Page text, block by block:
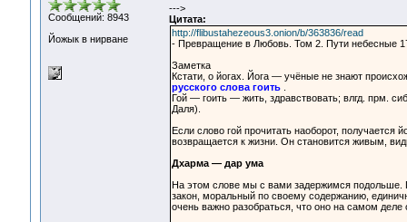
Сообщений: 8943
Йожык в нирване
--->
Цитата:
http://flibustahezeous3.onion/b/363836/read
- Превращение в Любовь. Том 2. Пути небесные
Заметка
Кстати, о йогах. Йога — учёные не знают
русского слова гоить.
Гой — гоить — жить, здравствовать; влгд. прм.
Даля).
Если слово гой прочитать наоборот, получается
возвращается к жизни. Он становится живым,
Дхарма — дар ума
На этом слове мы с вами задержимся подольше.
закон, моральный по своему содержанию,
очень важно разобраться, что оно на самом деле